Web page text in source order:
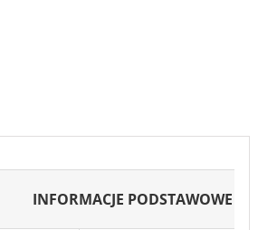
INFORMACJE PODSTAWOWE